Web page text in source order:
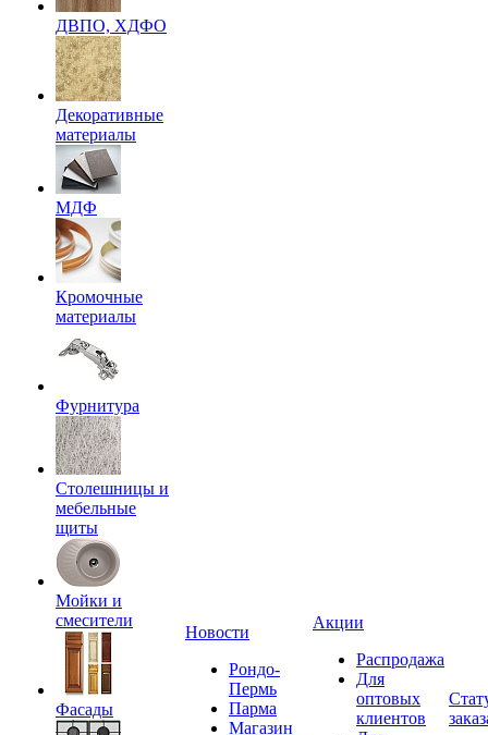
ДВПО, ХДФО
Декоративные
материалы
МДФ
Кромочные
материалы
Фурнитура
Столешницы и
мебельные
щиты
Мойки и
смесители
Фасады
Новости
Рондо-
Пермь
Парма
Магазин
Акции
Распродажа
Для
оптовых
клиентов